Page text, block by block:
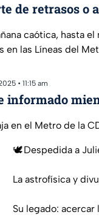
de retrasos o
caótica, hasta
en las Líneas del
• 11:15 am
informado
en el Metro de la
🕊️ Despedida a
La astrofísica y
Su legado: acercar